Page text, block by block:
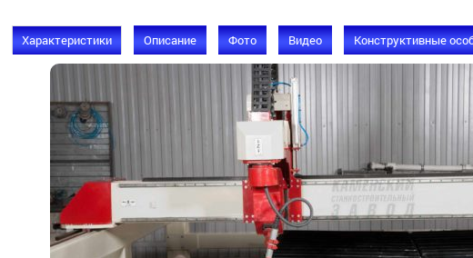
Характеристики Описание Фото Видео Конструктивные